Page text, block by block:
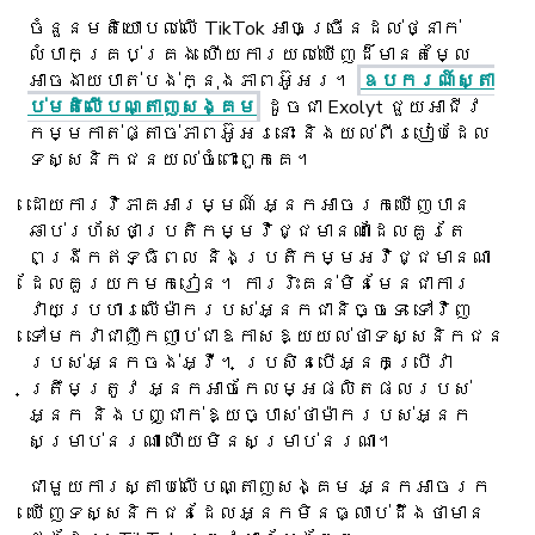
ចំនួនមតិយោបល់លើ TikTok អាចច្រើនដល់ថ្នាក់
លំបាកគ្រប់គ្រង ហើយការយល់ឃើញដ៏មានតម្លៃ
អាចងាយបាត់បង់ក្នុងភាពអ៊ូអរ។
ឧបករណ៍ស្តា
ប់មតិលើបណ្តាញសង្គម ដូចជា Exolyt ជួយអាជីវ
កម្មកាត់ផ្តាច់ភាពអ៊ូអរ​នោះ និងយល់ពីរបៀបដែល
ទស្សនិកជនយល់ចំពោះពួកគេ។
ដោយការវិភាគអារម្មណ៍ អ្នកអាចរកឃើញបាន
ឆាប់រហ័សថាប្រតិកម្មវិជ្ជមានណាដែលគួរតែ
ពង្រីកឥទ្ធិពល និងប្រតិកម្មអវិជ្ជមានណា
ដែលគួរយកមករៀន។ ការរិះគន់មិនមែនជាការ
វាយប្រហារលើម៉ាករបស់អ្នកជានិច្ចទេ ទៅវិញ
ទៅមកវាជាញឹកញាប់ជាឱកាសឱ្យយល់ថាទស្សនិកជន
របស់អ្នកចង់អ្វី។ ប្រសិនបើអ្នកប្រើវា
ត្រឹមត្រូវ អ្នកអាចកែលម្អផលិតផលរបស់
អ្នក និងបញ្ជាក់ឱ្យច្បាស់ថាម៉ាករបស់អ្នក
សម្រាប់នរណា ហើយមិនសម្រាប់នរណា។
ជាមួយការស្តាប់លើបណ្តាញសង្គម អ្នកអាចរក
ឃើញទស្សនិកជនដែលអ្នកមិនធ្លាប់ដឹងថាមាន